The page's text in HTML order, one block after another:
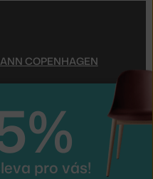
COPENHAGEN
pro vás!